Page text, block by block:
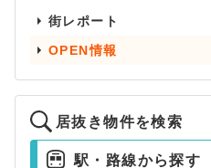
街レポート
OPEN情報
居抜き物件を検索
駅・路線から探す